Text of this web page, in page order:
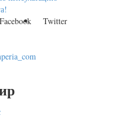
Facebook Twitter